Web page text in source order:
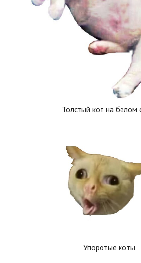
Толстый кот на белом
Упоротые коты